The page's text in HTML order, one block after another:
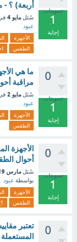
تصويتات
1
إجابة
أربعة) ؟
سُئل مايو 4
عبود
الأجهزة
الطقس
0
تصويتات
1
إجابة
ما هي
مراقبة
سُئل مايو 2
عبود
الأجهزة
الطقس
0
تصويتات
1
إجابة
الأجهزة
أحوال
سُئل مارس 19
بواسطة عبود
الأجهزة
الطقس
0
تعتبر